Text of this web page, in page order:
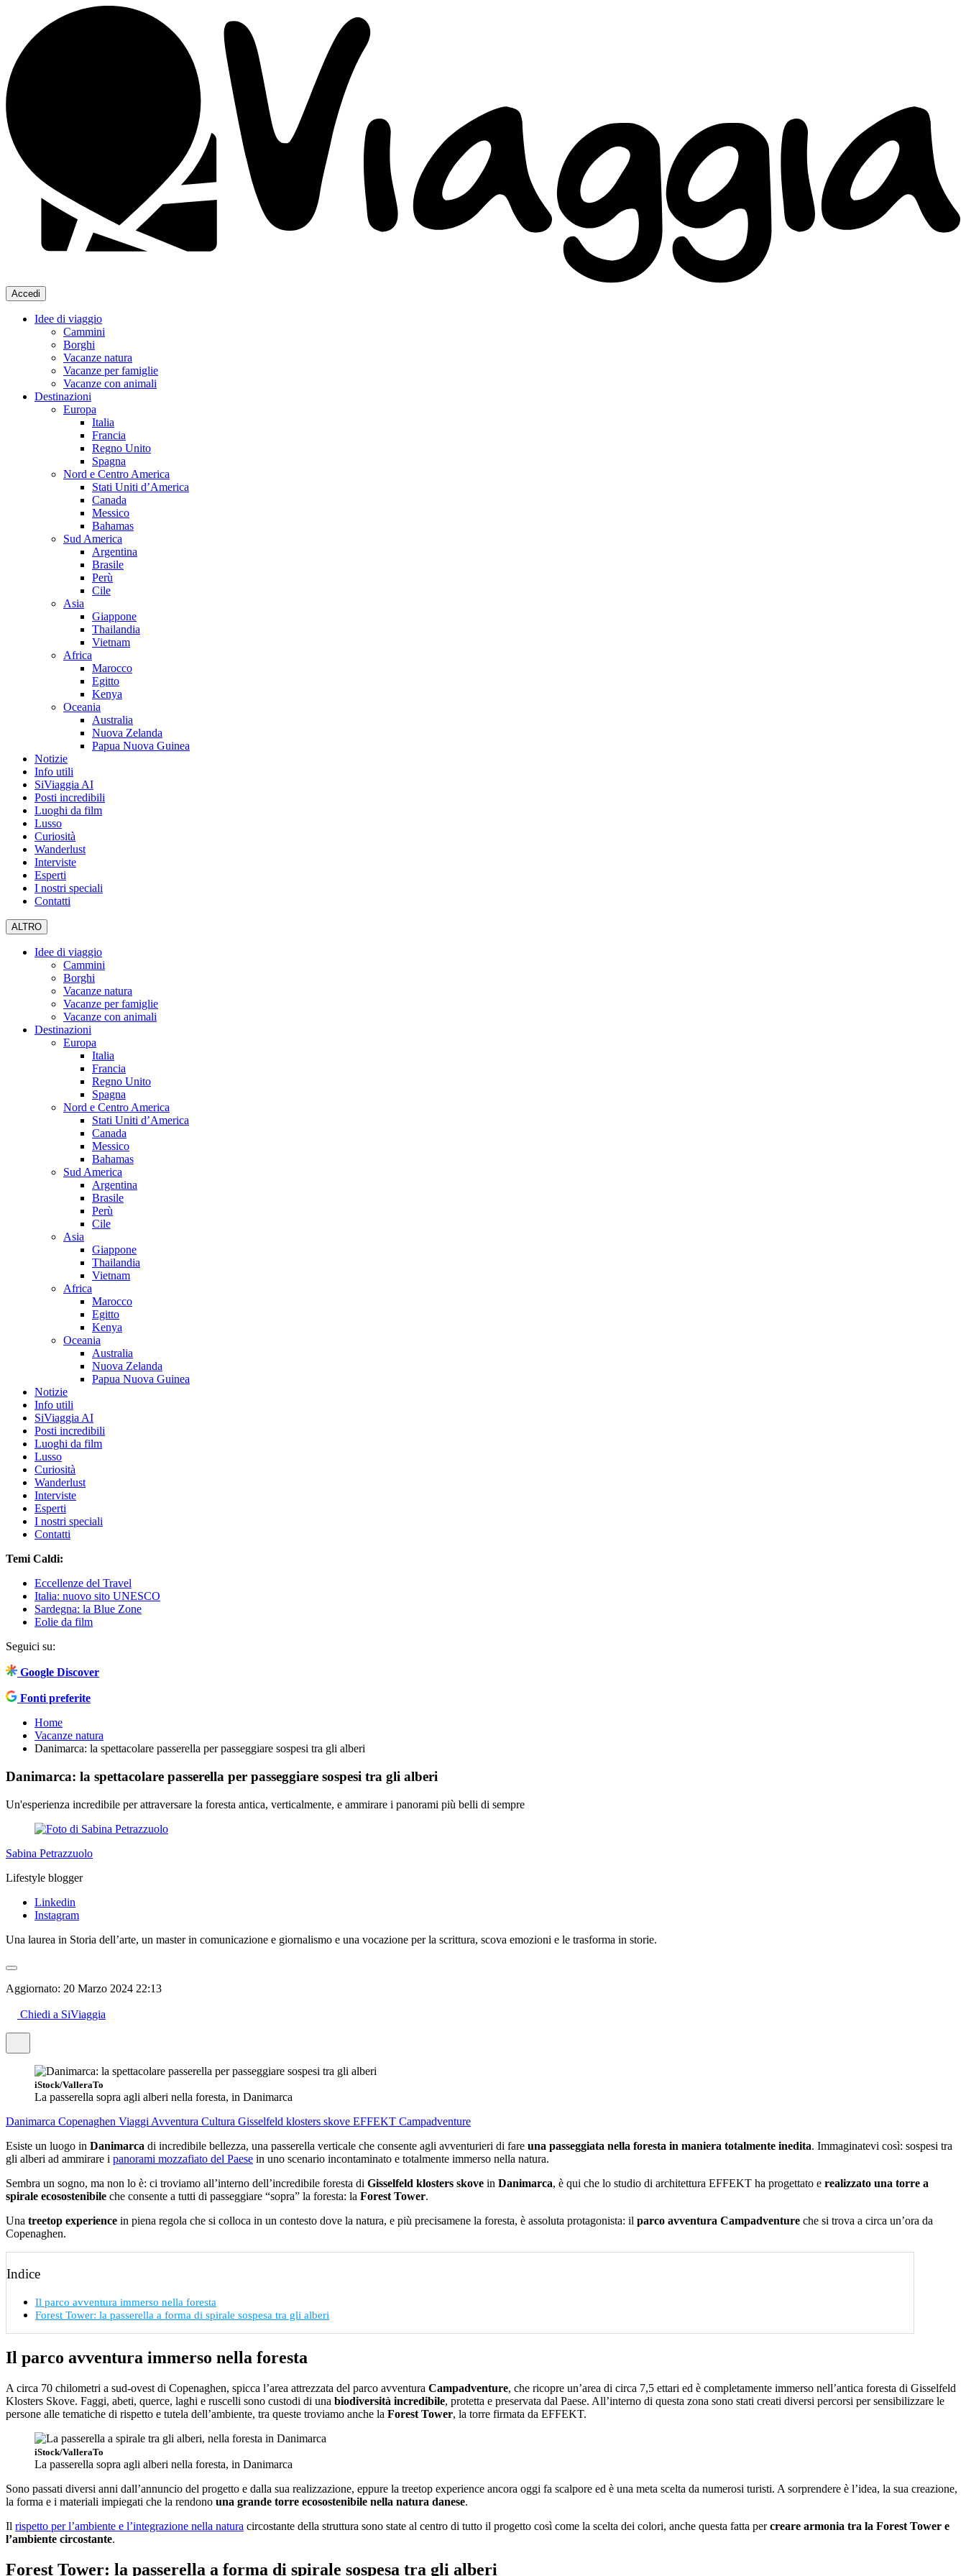
Accedi
Idee di viaggio
Cammini
Borghi
Vacanze natura
Vacanze per famiglie
Vacanze con animali
Destinazioni
Europa
Italia
Francia
Regno Unito
Spagna
Nord e Centro America
Stati Uniti d’America
Canada
Messico
Bahamas
Sud America
Argentina
Brasile
Perù
Cile
Asia
Giappone
Thailandia
Vietnam
Africa
Marocco
Egitto
Kenya
Oceania
Australia
Nuova Zelanda
Papua Nuova Guinea
Notizie
Info utili
SiViaggia AI
Posti incredibili
Luoghi da film
Lusso
Curiosità
Wanderlust
Interviste
Esperti
I nostri speciali
Contatti
ALTRO
Idee di viaggio
Cammini
Borghi
Vacanze natura
Vacanze per famiglie
Vacanze con animali
Destinazioni
Europa
Italia
Francia
Regno Unito
Spagna
Nord e Centro America
Stati Uniti d’America
Canada
Messico
Bahamas
Sud America
Argentina
Brasile
Perù
Cile
Asia
Giappone
Thailandia
Vietnam
Africa
Marocco
Egitto
Kenya
Oceania
Australia
Nuova Zelanda
Papua Nuova Guinea
Notizie
Info utili
SiViaggia AI
Posti incredibili
Luoghi da film
Lusso
Curiosità
Wanderlust
Interviste
Esperti
I nostri speciali
Contatti
Temi Caldi:
Eccellenze del Travel
Italia: nuovo sito UNESCO
Sardegna: la Blue Zone
Eolie da film
Seguici su:
Google Discover
Fonti preferite
Home
Vacanze natura
Danimarca: la spettacolare passerella per passeggiare sospesi tra gli alberi
Danimarca: la spettacolare passerella per passeggiare sospesi tra gli alberi
Un'esperienza incredibile per attraversare la foresta antica, verticalmente, e ammirare i panorami più belli di sempre
Sabina Petrazzuolo
Lifestyle blogger
Linkedin
Instagram
Una laurea in Storia dell’arte, un master in comunicazione e giornalismo e una vocazione per la scrittura, scova emozioni e le trasforma in storie.
Aggiornato: 20 Marzo 2024 22:13
Chiedi a SiViaggia
iStock/ValleraTo
La passerella sopra agli alberi nella foresta, in Danimarca
Danimarca Copenaghen Viaggi Avventura Cultura Gisselfeld klosters skove EFFEKT Campadventure
Esiste un luogo in Danimarca di incredibile bellezza, una passerella verticale che consente agli avventurieri di fare una passeggiata nella foresta in maniera totalmente inedita. Immaginatevi così: sospesi tra
gli alberi ad ammirare i panorami mozzafiato del Paese in uno scenario incontaminato e totalmente immerso nella natura.
Sembra un sogno, ma non lo è: ci troviamo all’interno dell’incredibile foresta di Gisselfeld klosters skove in Danimarca, è qui che lo studio di architettura EFFEKT ha progettato e realizzato una torre a
spirale ecosostenibile che consente a tutti di passeggiare “sopra” la foresta: la Forest Tower.
Una treetop experience in piena regola che si colloca in un contesto dove la natura, e più precisamene la foresta, è assoluta protagonista: il parco avventura Campadventure che si trova a circa un’ora da
Copenaghen.
Indice
Il parco avventura immerso nella foresta
Forest Tower: la passerella a forma di spirale sospesa tra gli alberi
Il parco avventura immerso nella foresta
A circa 70 chilometri a sud-ovest di Copenaghen, spicca l’area attrezzata del parco avventura Campadventure, che ricopre un’area di circa 7,5 ettari ed è completamente immerso nell’antica foresta di Gisselfeld
Klosters Skove. Faggi, abeti, querce, laghi e ruscelli sono custodi di una biodiversità incredibile, protetta e preservata dal Paese. All’interno di questa zona sono stati creati diversi percorsi per sensibilizzare le
persone alle tematiche di rispetto e tutela dell’ambiente, tra queste troviamo anche la Forest Tower, la torre firmata da EFFEKT.
iStock/ValleraTo
La passerella sopra agli alberi nella foresta, in Danimarca
Sono passati diversi anni dall’annuncio del progetto e dalla sua realizzazione, eppure la treetop experience ancora oggi fa scalpore ed è una meta scelta da numerosi turisti. A sorprendere è l’idea, la sua creazione,
la forma e i materiali impiegati che la rendono una grande torre ecosostenibile nella natura danese.
Il rispetto per l’ambiente e l’integrazione nella natura circostante della struttura sono state al centro di tutto il progetto così come la scelta dei colori, anche questa fatta percreare armonia tra la Forest Tower e
l’ambiente circostante.
Forest Tower: la passerella a forma di spirale sospesa tra gli alberi